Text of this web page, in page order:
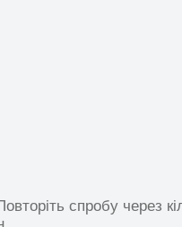
спробу через